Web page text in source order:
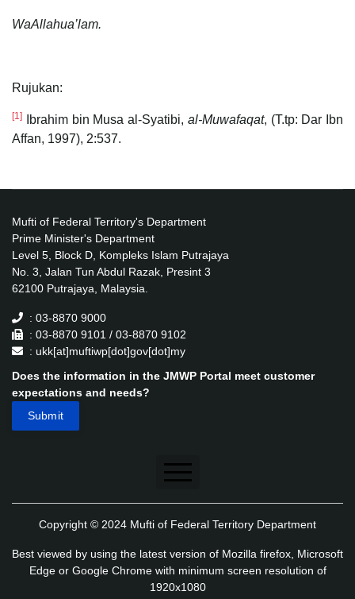
WaAllahua’lam.
Rujukan:
[1] Ibrahim bin Musa al-Syatibi, al-Muwafaqat, (T.tp: Dar Ibn
Affan, 1997), 2:537.
Mufti of Federal Territory's Department
Prime Minister's Department
Level 5, Block D, Kompleks Islam Putrajaya
No. 3, Jalan Tun Abdul Razak, Presint 3
62100 Putrajaya, Malaysia.
: 03-8870 9000
: 03-8870 9101 / 03-8870 9102
: ukk[at]muftiwp[dot]gov[dot]my
Does the information in the JMWP Portal meet customer
expectations and needs?
Disclaimer
Application's Privacy Policy
Copyright © 2024 Mufti of Federal Territory Department
Best viewed by using the latest version of Mozilla firefox, Microsoft
Edge or Google Chrome with minimum screen resolution of
1920x1080